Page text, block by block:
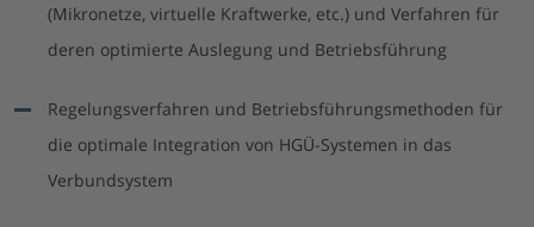
(Mikronetze, virtuelle Kraftwerke, etc.) und Verfahren für
deren optimierte Auslegung und Betriebsführung
Regelungsverfahren und Betriebsführungsmethoden für
die optimale Integration von HGÜ-Systemen in das
Verbundsystem